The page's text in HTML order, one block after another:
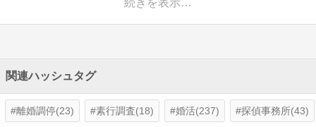
関連ハッシュタグ
離婚調停(23) 素行調査(18) 婚活(237) 探偵事務所(43)